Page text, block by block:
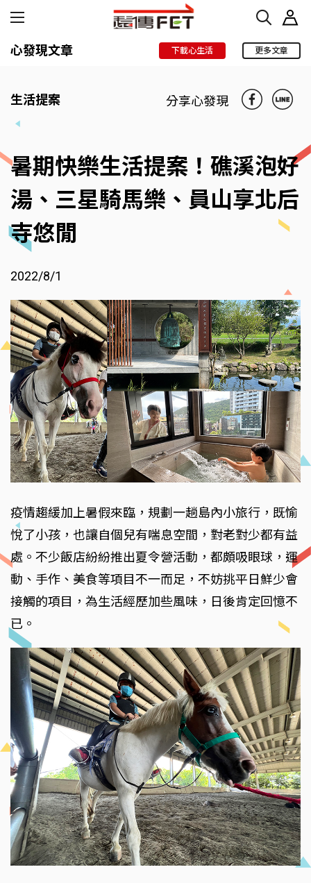
心發現文章 下載心生活 更多文章
生活提案 分享心發現
暑期快樂生活提案！礁溪泡好
湯、三星騎馬樂、員山享北后
寺悠閒
2022/8/1
疫情趨緩加上暑假來臨，規劃一趟島內小旅行，既愉
悅了小孩，也讓自個兒有喘息空間，對老對少都有益
處。不少飯店紛紛推出夏令營活動，都頗吸眼球，運
動、手作、美食等項目不一而足，不妨挑平日鮮少會
接觸的項目，為生活經歷加些風味，日後肯定回憶不
已。